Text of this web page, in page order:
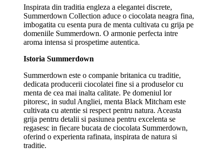
Inspirata din traditia engleza a elegantei discrete,
Summerdown Collection aduce o ciocolata neagra fina,
imbogatita cu esenta pura de menta cultivata cu grija pe
domeniile Summerdown. O armonie perfecta intre
aroma intensa si prospetime autentica.
Istoria Summerdown
Summerdown este o companie britanica cu traditie,
dedicata producerii ciocolatei fine si a produselor cu
menta de cea mai inalta calitate. Pe domeniul lor
pitoresc, in sudul Angliei, menta Black Mitcham este
cultivata cu atentie si respect pentru natura. Aceasta
grija pentru detalii si pasiunea pentru excelenta se
regasesc in fiecare bucata de ciocolata Summerdown,
oferind o experienta rafinata, inspirata de natura si
traditie.